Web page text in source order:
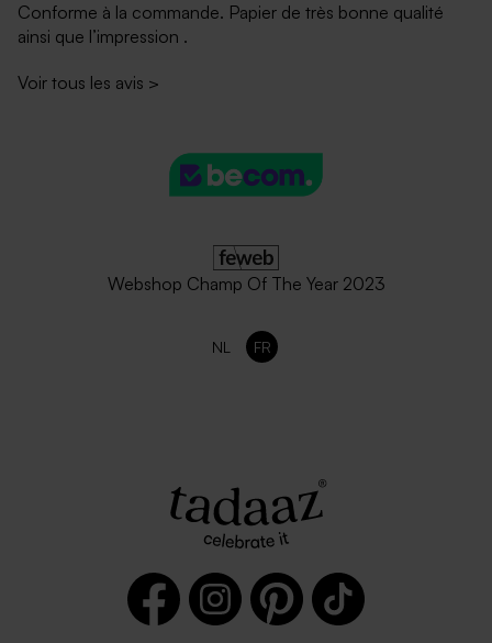
Conforme à la commande. Papier de très bonne qualité
ainsi que l’impression .
Voir tous les avis >
Webshop Champ Of The Year 2023
NL FR